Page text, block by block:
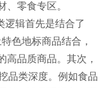
、零食专区。
逻辑首先是结合了
色地标商品结合，
高品质商品。其次，
品类深度。例如食品